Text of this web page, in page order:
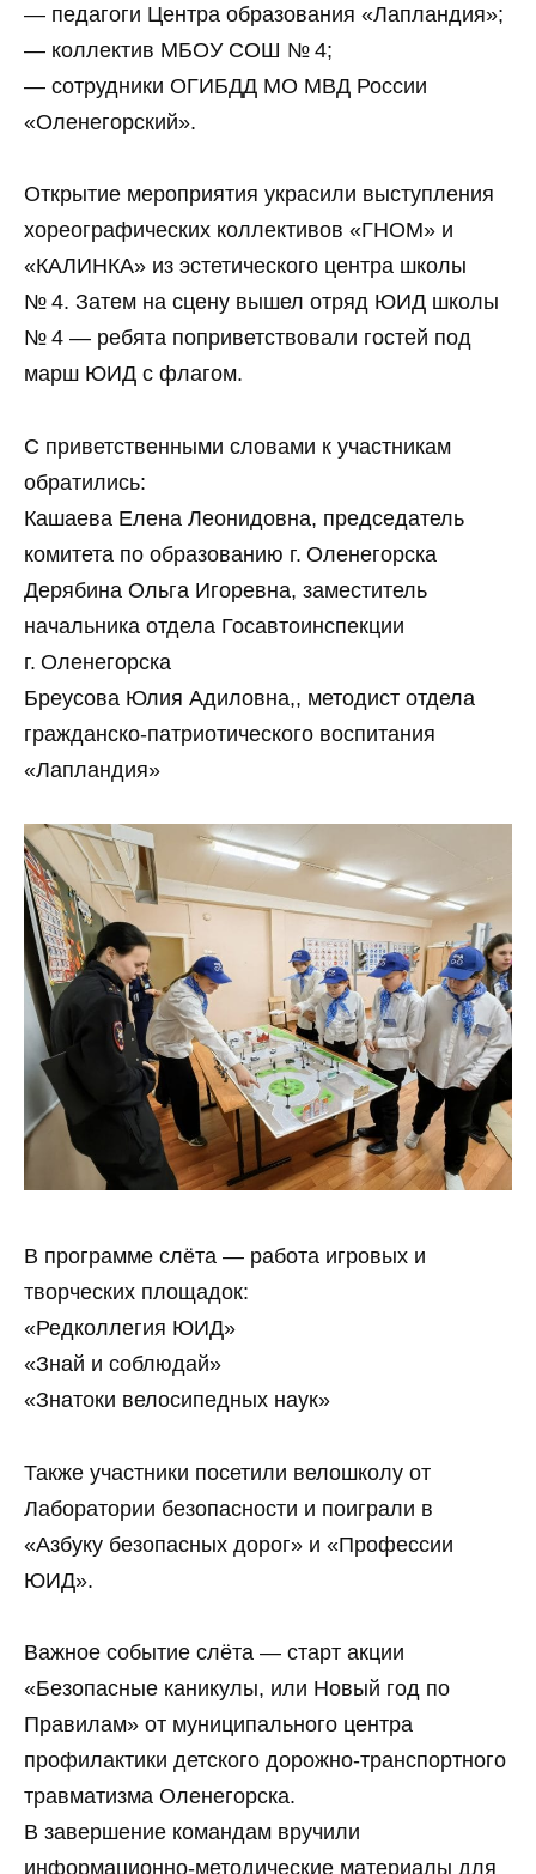
— педагоги Центра образования «Лапландия»;
— коллектив МБОУ СОШ № 4;
— сотрудники ОГИБДД МО МВД России
«Оленегорский».
Открытие мероприятия украсили выступления
хореографических коллективов «ГНОМ» и
«КАЛИНКА» из эстетического центра школы
№ 4. Затем на сцену вышел отряд ЮИД школы
№ 4 — ребята поприветствовали гостей под
марш ЮИД с флагом.
С приветственными словами к участникам
обратились:
Кашаева Елена Леонидовна, председатель
комитета по образованию г. Оленегорска
Дерябина Ольга Игоревна, заместитель
начальника отдела Госавтоинспекции
г. Оленегорска
Бреусова Юлия Адиловна,, методист отдела
гражданско‑патриотического воспитания
«Лапландия»
В программе слёта — работа игровых и
творческих площадок:
«Редколлегия ЮИД»
«Знай и соблюдай»
«Знатоки велосипедных наук»
Также участники посетили велошколу от
Лаборатории безопасности и поиграли в
«Азбуку безопасных дорог» и «Профессии
ЮИД».
Важное событие слёта — старт акции
«Безопасные каникулы, или Новый год по
Правилам» от муниципального центра
профилактики детского дорожно‑транспортного
травматизма Оленегорска.
В завершение командам вручили
информационно‑методические материалы для